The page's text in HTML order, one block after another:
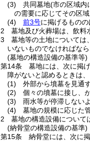
(3)
共同墓地(市の区域内
の需要に応じてその区
(4)
前3号に掲げるもの
2
墓地及び火葬場は、飲料
3
墓地等の土地については
いないものでなければなら
(墓地の構造設備の基準等)
第14条
墓地には、次に掲
障がないと認めるときは、
(1)
外部から墳墓を見通
(2)
個々の墳墓に接し、
(3)
雨水等が停滞しない
(4)
墓地の規模に応じた
2
墓地の構造設備について
(納骨堂の構造設備の基準)
第15条
納骨堂には、次に